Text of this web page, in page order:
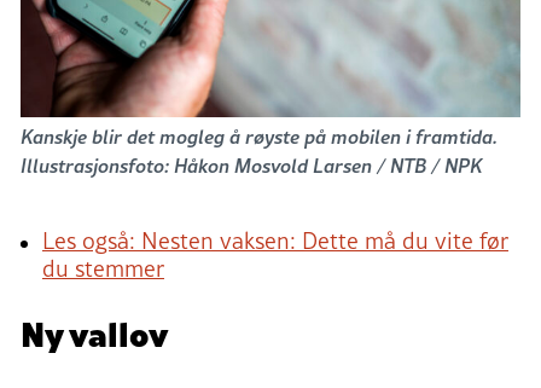
Kanskje blir det mogleg å røyste på mobilen i framtida.
Illustrasjonsfoto: Håkon Mosvold Larsen / NTB / NPK
Les også: Nesten vaksen: Dette må du vite før
du stemmer
Ny vallov